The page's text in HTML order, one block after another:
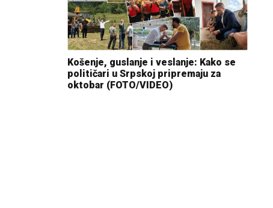
Košenje, guslanje i veslanje: Kako se
političari u Srpskoj pripremaju za
oktobar (FOTO/VIDEO)